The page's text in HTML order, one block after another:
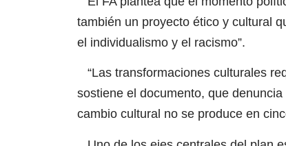
también un proyecto ético y cultural
el individualismo y el racismo”.
“Las transformaciones culturales
sostiene el documento, que
cambio cultural no se produce en